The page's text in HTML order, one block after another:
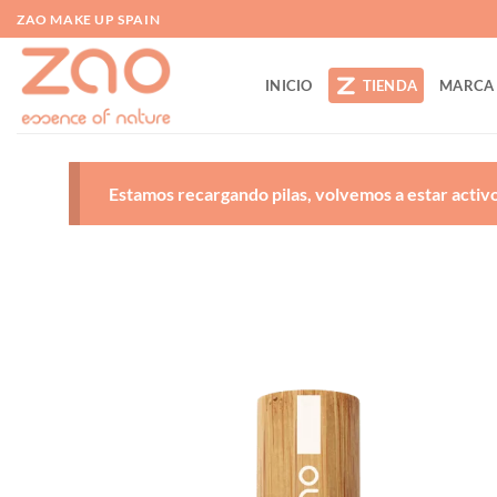
Saltar
al
contenido
ZAO MAKE UP SPAIN
INICIO TIENDA MARCA
Estamos recargando pilas, volvemos a estar